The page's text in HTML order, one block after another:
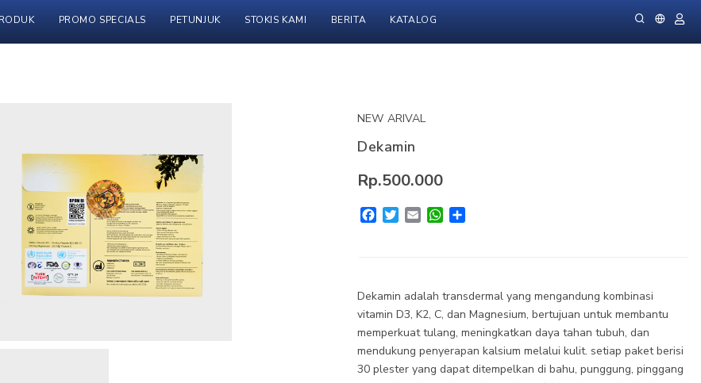
PROMO SPECIALS PETUNJUK STOKIS KAMI BERITA KATALOG
NEW ARIVAL
Dekamin
Rp.500.000
Facebook
Twitter
Email WhatsApp
Dekamin adalah transdermal yang mengandung kombinasi
vitamin D3, K2, C, dan Magnesium, bertujuan untuk membantu
memperkuat tulang, meningkatkan daya tahan tubuh, dan
mendukung penyerapan kalsium melalui kulit. setiap paket berisi
30 plester yang dapat ditempelkan di bahu, punggung, pinggang